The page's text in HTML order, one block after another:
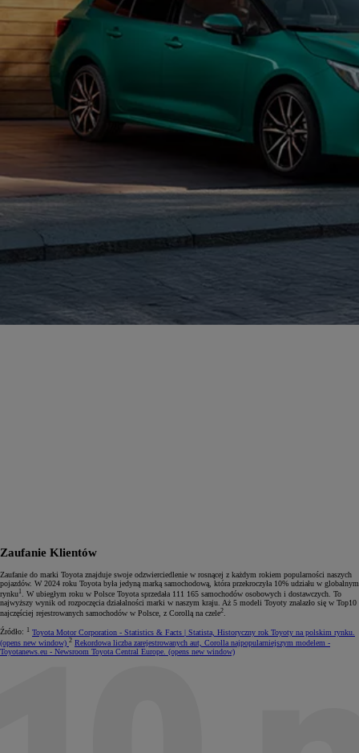
Zaufanie Klientów
Zaufanie do marki Toyota znajduje swoje odzwierciedlenie w rosnącej z każdym rokiem popularności naszych
pojazdów. W 2024 roku Toyota była jedyną marką samochodową, która przekroczyła 10% udziału w globalnym
rynku1
. W ubiegłym roku w Polsce Toyota sprzedała 111 165 samochodów osobowych i dostawczych. To
najwyższy wynik od rozpoczęcia działalności marki w naszym kraju. Aż 5 modeli Toyoty znalazło się w Top10
najczęściej rejestrowanych samochodów w Polsce, z Corollą na czele2.
Źródło: 1 Toyota Motor Corporation - Statistics & Facts | Statista, Historyczny rok Toyoty na polskim rynku.
(opens new window) 2 Rekordowa liczba zarejestrowanych aut, Corolla najpopularniejszym modelem -
Toyotanews.eu - Newsroom Toyota Central Europe. (opens new window)